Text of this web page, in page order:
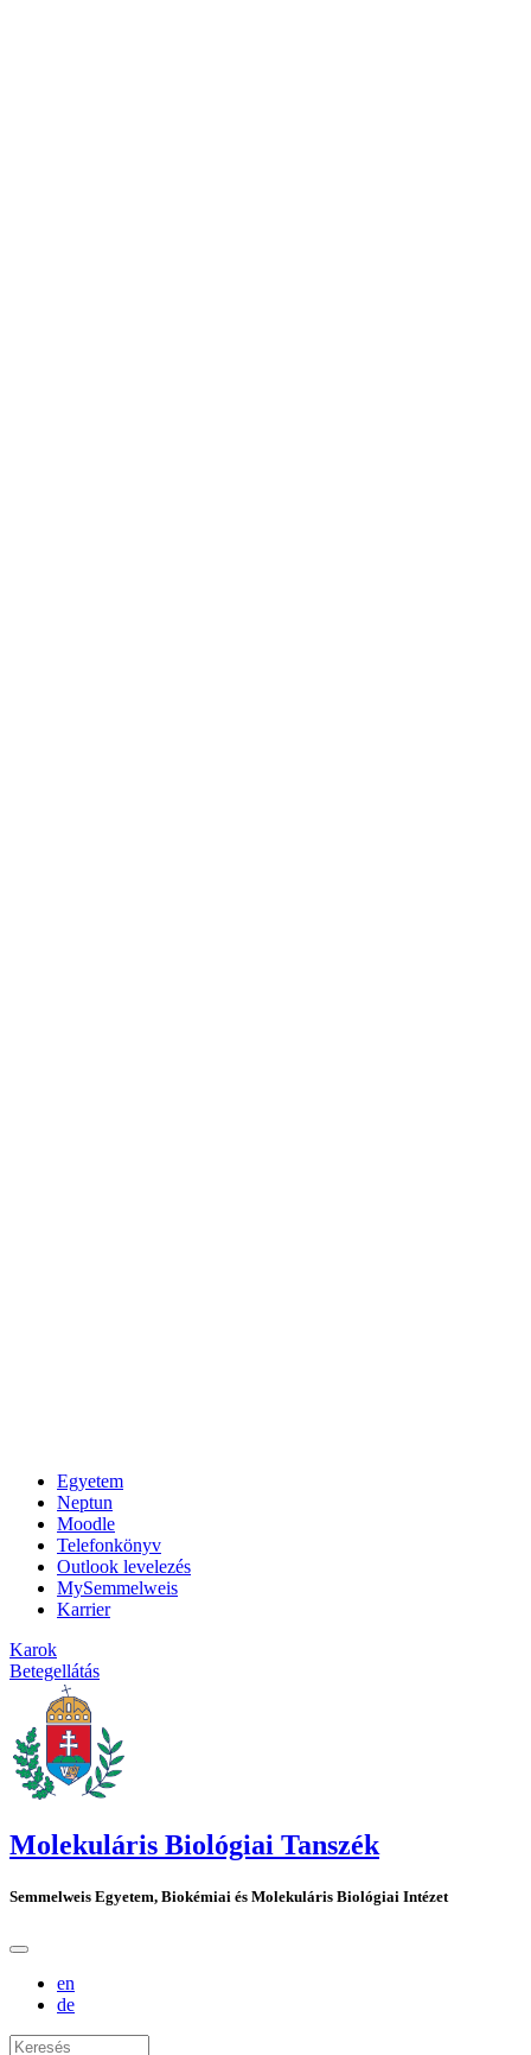
Egyetem
Neptun
Moodle
Telefonkönyv
Outlook levelezés
MySemmelweis
Karrier
Karok
Betegellátás
Molekuláris Biológiai Tanszék
Semmelweis Egyetem, Biokémiai és Molekuláris Biológiai Intézet
en
de